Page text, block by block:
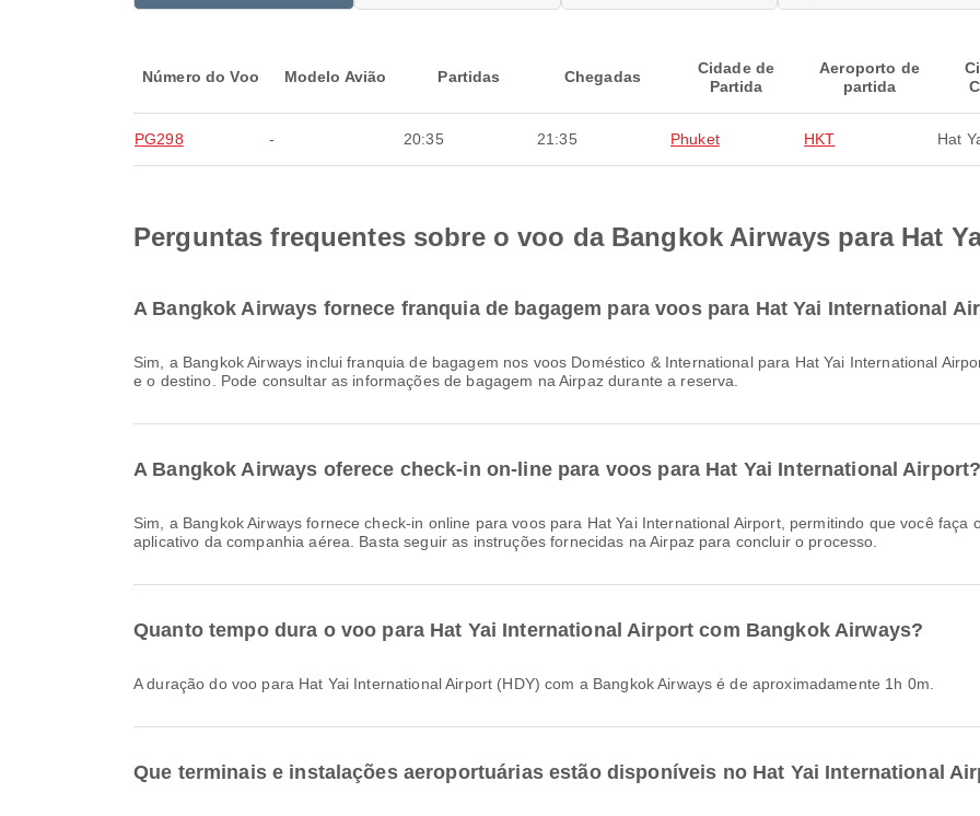
Número do Voo Modelo Avião Partidas Chegadas
Cidade de
Partida
Aeroporto de
partida
PG298 - 20:35 21:35 Phuket HKT Hat
Perguntas frequentes sobre o voo da Bangkok Airways para Hat
A Bangkok Airways fornece franquia de bagagem para voos para Hat Yai International
Sim, a Bangkok Airways inclui franquia de bagagem nos voos Doméstico & International para Hat Yai International Airport. Os detalhes variam consoante o tipo de bilhete
e o destino. Pode consultar as informações de bagagem na Airpaz durante a reserva.
A Bangkok Airways oferece check-in on-line para voos para Hat Yai International Airport?
Sim, a Bangkok Airways fornece check-in online para voos para Hat Yai International Airport, permitindo que você faça o check-in de forma conveniente pelo site ou
aplicativo da companhia aérea. Basta seguir as instruções fornecidas na Airpaz para concluir o processo.
Quanto tempo dura o voo para Hat Yai International Airport com Bangkok Airways?
A duração do voo para Hat Yai International Airport (HDY) com a Bangkok Airways é de aproximadamente 1h 0m.
Que terminais e instalações aeroportuárias estão disponíveis no Hat Yai International